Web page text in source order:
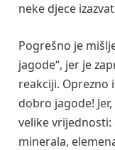
neke djece
Pogrešno je
jagode“, jer je
reakciji. Oprezno
dobro jagode!
velike
minerala,